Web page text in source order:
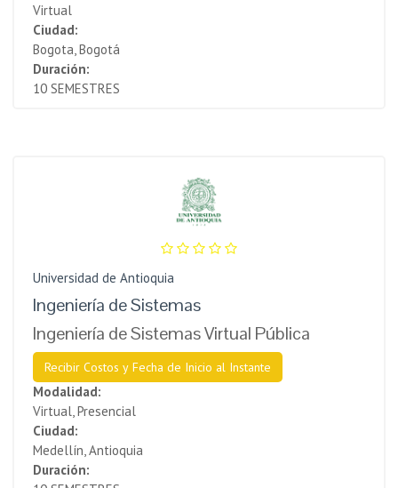
Virtual
Ciudad:
Bogota, Bogotá
Duración:
10 SEMESTRES
Universidad de Antioquia
Ingeniería de Sistemas
Ingeniería de Sistemas Virtual Pública
Recibir Costos y Fecha de Inicio al Instante
Modalidad:
Virtual, Presencial
Ciudad:
Medellín, Antioquia
Duración: